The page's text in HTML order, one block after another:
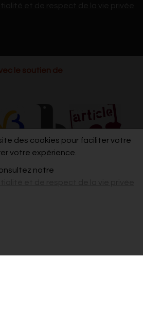
des cookies pour faciliter votre
votre expérience.
notre
le soutien de